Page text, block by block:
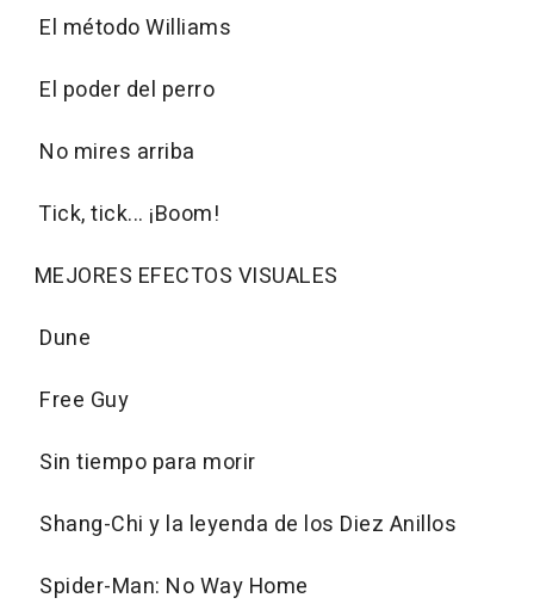
El método Williams
El poder del perro
No mires arriba
Tick, tick... ¡Boom!
MEJORES EFECTOS VISUALES
Dune
Free Guy
Sin tiempo para morir
Shang-Chi y la leyenda de los Diez Anillos
Spider-Man: No Way Home